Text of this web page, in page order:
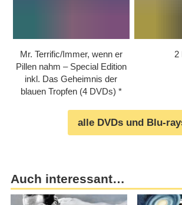
Mr. Terrific/​Immer, wenn er
Pillen nahm – Special Edition
inkl. Das Geheimnis der
blauen Tropfen (4 DVDs)
2
alle DVDs und Blu-
Auch interessant…